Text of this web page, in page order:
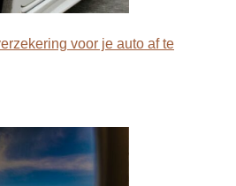
voor je auto af te